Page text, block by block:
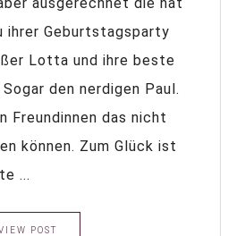
ihrer Geburtstagsparty
Lotta und ihre beste
den nerdigen Paul.
Freundinnen das nicht
können. Zum Glück ist
...
POST